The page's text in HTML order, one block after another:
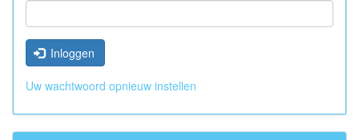
Inloggen
Uw wachtwoord opnieuw instellen